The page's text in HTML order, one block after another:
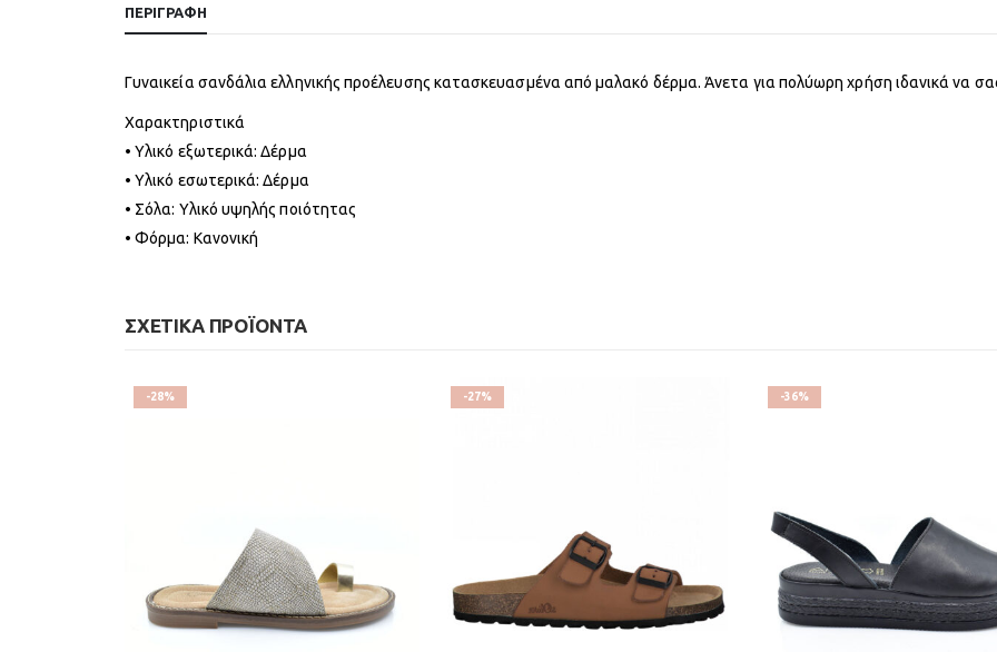
ΠΕΡΙΓΡΑΦΉ
Γυναικεία σανδάλια ελληνικής προέλευσης κατασκευασμένα από μαλακό δέρμα. Άνετα για πολύωρη χρήση ιδανικά να
Χαρακτηριστικά
• Υλικό εξωτερικά: Δέρμα
• Υλικό εσωτερικά: Δέρμα
• Σόλα: Υλικό υψηλής ποιότητας
• Φόρμα: Κανονική
ΣΧΕΤΙΚΆ ΠΡΟΪΌΝΤΑ
-28% -27% -36%